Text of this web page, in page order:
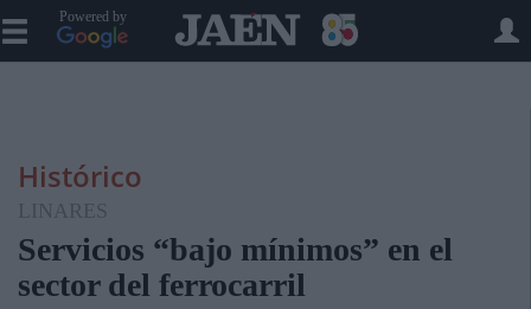
Powered by
Histórico
LINARES
Servicios “bajo mínimos” en el
sector del ferrocarril